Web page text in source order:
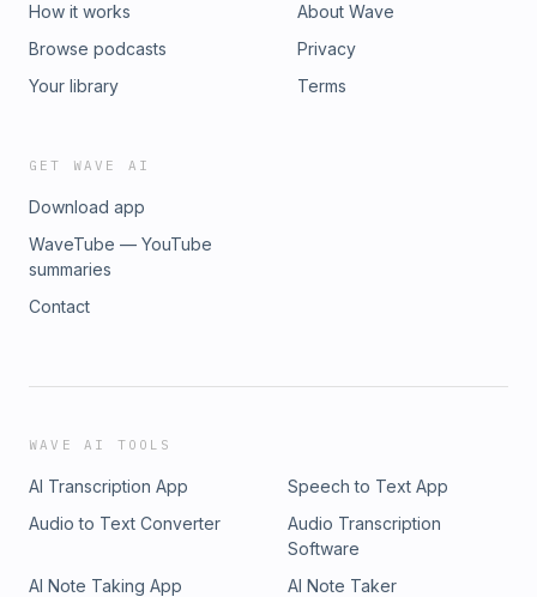
How it works
Browse podcasts
Your library
About Wave
Privacy
Terms
GET WAVE AI
Download app
WaveTube — YouTube
summaries
Contact
WAVE AI TOOLS
AI Transcription App
Speech to Text App
Audio to Text Converter
Audio Transcription
Software
AI Note Taking App
AI Note Taker